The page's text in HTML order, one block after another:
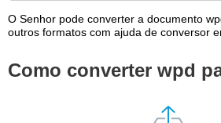
O Senhor pode converter a documento
outros formatos com ajuda de conversor
Como converter wpd